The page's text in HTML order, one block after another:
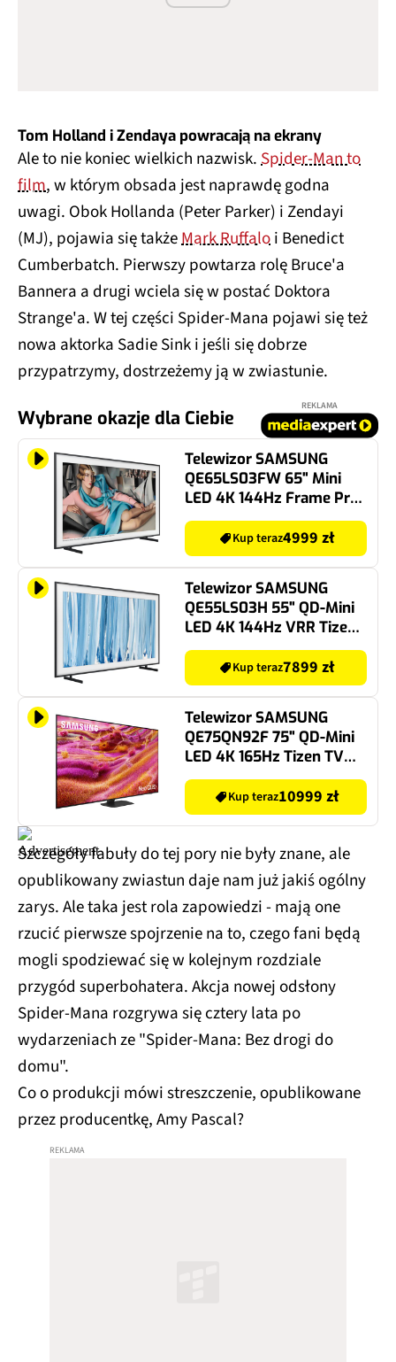
Tom Holland i Zendaya powracają na ekrany
Ale to nie koniec wielkich nazwisk.Spider-Man to
film, w którym obsada jest naprawdę godna
uwagi. Obok Hollanda (Peter Parker) i Zendayi
(MJ), pojawia się takżeMark Ruffaloi Benedict
Cumberbatch. Pierwszy powtarza rolę Bruce'a
Bannera a drugi wciela się w postać Doktora
Strange'a. W tej części Spider-Mana pojawi się też
nowa aktorka Sadie Sink i jeśli się dobrze
przypatrzymy, dostrzeżemy ją w zwiastunie.
Wybrane okazje dla Ciebie
REKLAMA
Telewizor SAMSUNG
QE65LS03FW 65" Mini
LED 4K 144Hz Frame Pro
Dolby Atmos
Kup teraz4999 zł
Telewizor SAMSUNG
QE55LS03H 55" QD-Mini
LED 4K 144Hz VRR Tizen
TV Frame Dolby Atmos
HDMI 2.1Kup teraz7899 zł
Telewizor SAMSUNG
QE75QN92F 75" QD-Mini
LED 4K 165Hz Tizen TV
Dolby Atmos HDMI 2.1
Kup teraz10999 zł
Szczegóły fabuły do tej pory nie były znane, ale
opublikowany zwiastun daje nam już jakiś ogólny
zarys. Ale taka jest rola zapowiedzi - mają one
rzucić pierwsze spojrzenie na to, czego fani będą
mogli spodziewać się w kolejnym rozdziale
przygód superbohatera. Akcja nowej odsłony
Spider-Mana rozgrywa się cztery lata po
wydarzeniach ze "Spider-Mana: Bez drogi do
domu".
Co o produkcji mówi streszczenie, opublikowane
przez producentkę, Amy Pascal?